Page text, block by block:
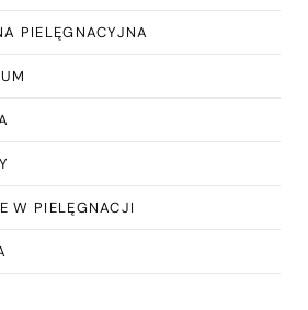
PIELĘGNACYJNA
W PIELĘGNACJI